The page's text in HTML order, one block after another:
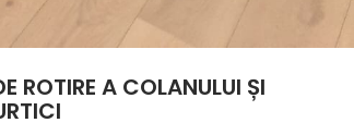
ROTIRE A COLANULUI ȘI